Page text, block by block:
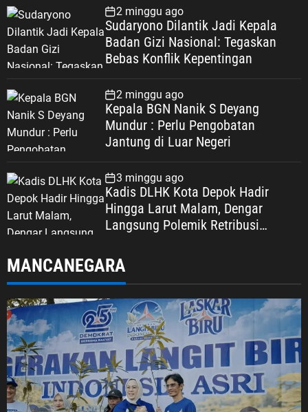
2 minggu ago
Sudaryono Dilantik Jadi Kepala
Badan Gizi Nasional: Tegaskan
Bebas Konflik Kepentingan
2 minggu ago
Kepala BGN Nanik S Deyang
Mundur : Perlu Pengobatan
Jantung di Luar Negeri
3 minggu ago
Kadis DLHK Kota Depok Hadir
Hingga Larut Malam, Dengar
Langsung Polemik Retribusi
MANCANEGARA